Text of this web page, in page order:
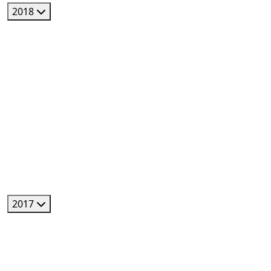
2018
2017